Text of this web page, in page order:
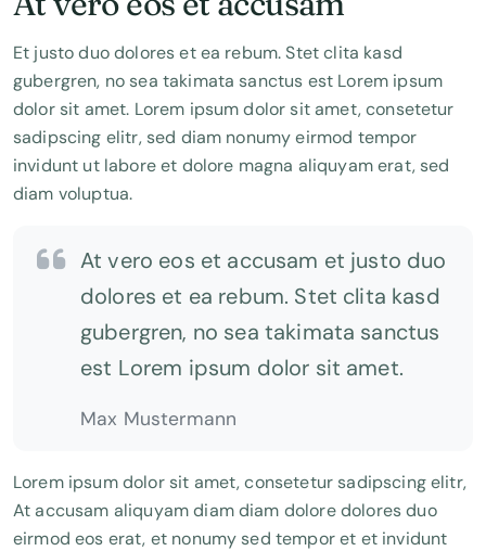
Et justo duo dolores et ea rebum. Stet clita kasd
gubergren, no sea takimata sanctus est Lorem ipsum
dolor sit amet. Lorem ipsum dolor sit amet, consetetur
sadipscing elitr, sed diam nonumy eirmod tempor
invidunt ut labore et dolore magna aliquyam erat, sed
diam voluptua.
At vero eos et accusam et justo duo
dolores et ea rebum. Stet clita kasd
gubergren, no sea takimata sanctus
est Lorem ipsum dolor sit amet.
Max Mustermann
Lorem ipsum dolor sit amet, consetetur sadipscing elitr,
At accusam aliquyam diam diam dolore dolores duo
eirmod eos erat, et nonumy sed tempor et et invidunt